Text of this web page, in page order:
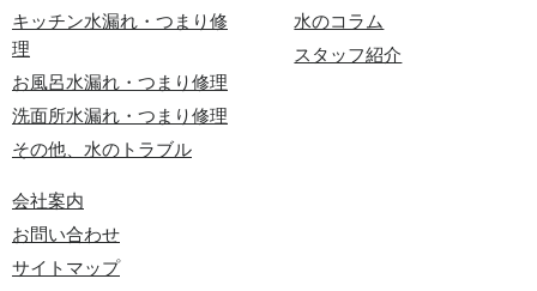
キッチン水漏れ・つまり修
理
お風呂水漏れ・つまり修理
洗面所水漏れ・つまり修理
その他、水のトラブル
水のコラム
スタッフ紹介
会社案内
お問い合わせ
サイトマップ